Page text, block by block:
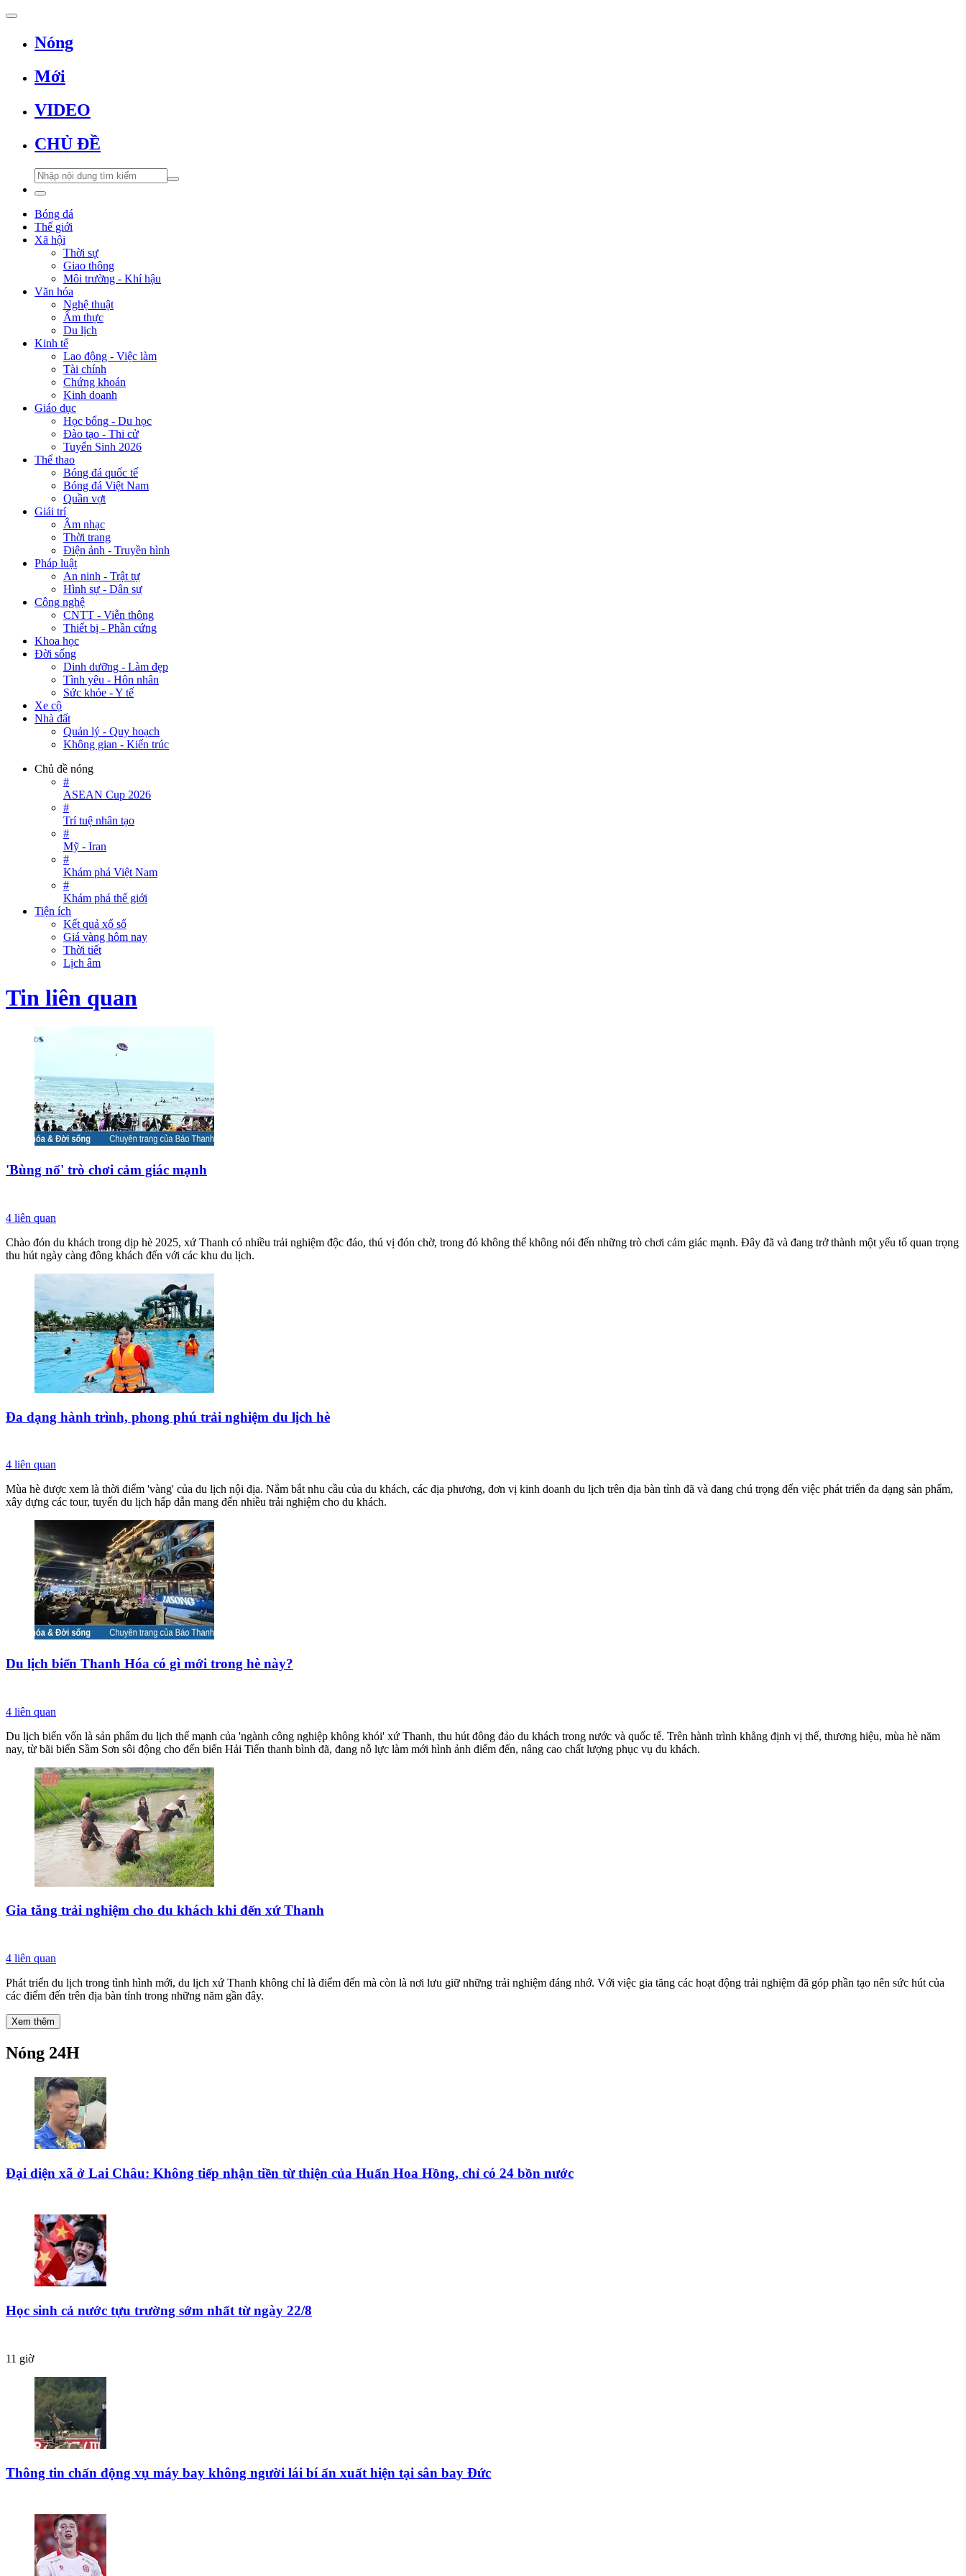
Nóng
Mới
VIDEO
CHỦ ĐỀ
Bóng đá
Thế giới
Xã hội
Thời sự
Giao thông
Môi trường - Khí hậu
Văn hóa
Nghệ thuật
Ẩm thực
Du lịch
Kinh tế
Lao động - Việc làm
Tài chính
Chứng khoán
Kinh doanh
Giáo dục
Học bổng - Du học
Đào tạo - Thi cử
Tuyển Sinh 2026
Thể thao
Bóng đá quốc tế
Bóng đá Việt Nam
Quần vợt
Giải trí
Âm nhạc
Thời trang
Điện ảnh - Truyền hình
Pháp luật
An ninh - Trật tự
Hình sự - Dân sự
Công nghệ
CNTT - Viễn thông
Thiết bị - Phần cứng
Khoa học
Đời sống
Dinh dưỡng - Làm đẹp
Tình yêu - Hôn nhân
Sức khỏe - Y tế
Xe cộ
Nhà đất
Quản lý - Quy hoạch
Không gian - Kiến trúc
Chủ đề nóng
#
ASEAN Cup 2026
#
Trí tuệ nhân tạo
#
Mỹ - Iran
#
Khám phá Việt Nam
#
Khám phá thế giới
Tiện ích
Kết quả xổ số
Giá vàng hôm nay
Thời tiết
Lịch âm
Tin liên quan
'Bùng nổ' trò chơi cảm giác mạnh
4 liên quan
Chào đón du khách trong dịp hè 2025, xứ Thanh có nhiều trải nghiệm độc đáo, thú vị đón chờ, trong đó không thể không nói đến những trò chơi cảm giác mạnh. Đây đã và đang trở thành một yếu tố quan trọng
thu hút ngày càng đông khách đến với các khu du lịch.
Đa dạng hành trình, phong phú trải nghiệm du lịch hè
4 liên quan
Mùa hè được xem là thời điểm 'vàng' của du lịch nội địa. Nắm bắt nhu cầu của du khách, các địa phương, đơn vị kinh doanh du lịch trên địa bàn tỉnh đã và đang chú trọng đến việc phát triển đa dạng sản phẩm,
xây dựng các tour, tuyến du lịch hấp dẫn mang đến nhiều trải nghiệm cho du khách.
Du lịch biển Thanh Hóa có gì mới trong hè này?
4 liên quan
Du lịch biển vốn là sản phẩm du lịch thế mạnh của 'ngành công nghiệp không khói' xứ Thanh, thu hút đông đảo du khách trong nước và quốc tế. Trên hành trình khẳng định vị thế, thương hiệu, mùa hè năm
nay, từ bãi biển Sầm Sơn sôi động cho đến biển Hải Tiến thanh bình đã, đang nỗ lực làm mới hình ảnh điểm đến, nâng cao chất lượng phục vụ du khách.
Gia tăng trải nghiệm cho du khách khi đến xứ Thanh
4 liên quan
Phát triển du lịch trong tình hình mới, du lịch xứ Thanh không chỉ là điểm đến mà còn là nơi lưu giữ những trải nghiệm đáng nhớ. Với việc gia tăng các hoạt động trải nghiệm đã góp phần tạo nên sức hút của
các điểm đến trên địa bàn tỉnh trong những năm gần đây.
Xem thêm
Nóng 24H
Đại diện xã ở Lai Châu: Không tiếp nhận tiền từ thiện của Huấn Hoa Hồng, chỉ có 24 bồn nước
Học sinh cả nước tựu trường sớm nhất từ ngày 22/8
11 giờ
Thông tin chấn động vụ máy bay không người lái bí ẩn xuất hiện tại sân bay Đức